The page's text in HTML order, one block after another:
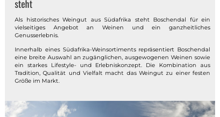
steht
Als historisches Weingut aus Südafrika steht Boschendal für ein
vielseitiges Angebot an Weinen und ein ganzheitliches
Genusserlebnis.
Innerhalb eines Südafrika-Weinsortiments repräsentiert Boschendal
eine breite Auswahl an zugänglichen, ausgewogenen Weinen sowie
ein starkes Lifestyle- und Erlebniskonzept. Die Kombination aus
Tradition, Qualität und Vielfalt macht das Weingut zu einer festen
Größe im Markt.